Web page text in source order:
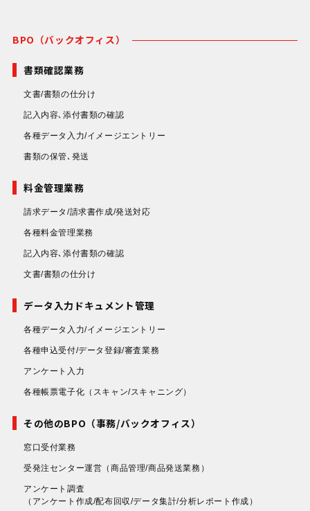
BPO（バックオフィス）
書類確認業務
文書/書類の仕分け
記入内容､添付書類の確認
各種データ入力/イメージエントリー
書類の保管､発送
料金管理業務
請求データ/請求書作成/発送対応
各種料金管理業務
記入内容､添付書類の確認
文書/書類の仕分け
データ入力ドキュメント管理
各種データ入力/イメージエントリー
各種申込受付/データ登録/審査業務
アンケート入力
各種帳票電子化 （スキャン/スキャニング）
その他のBPO（事務/バックオフィス）
窓口受付業務
受発注センター運営 （商品管理/商品発送業務）
アンケート調査
（アンケート作成/配布回収/データ集計/分析レポート作成）